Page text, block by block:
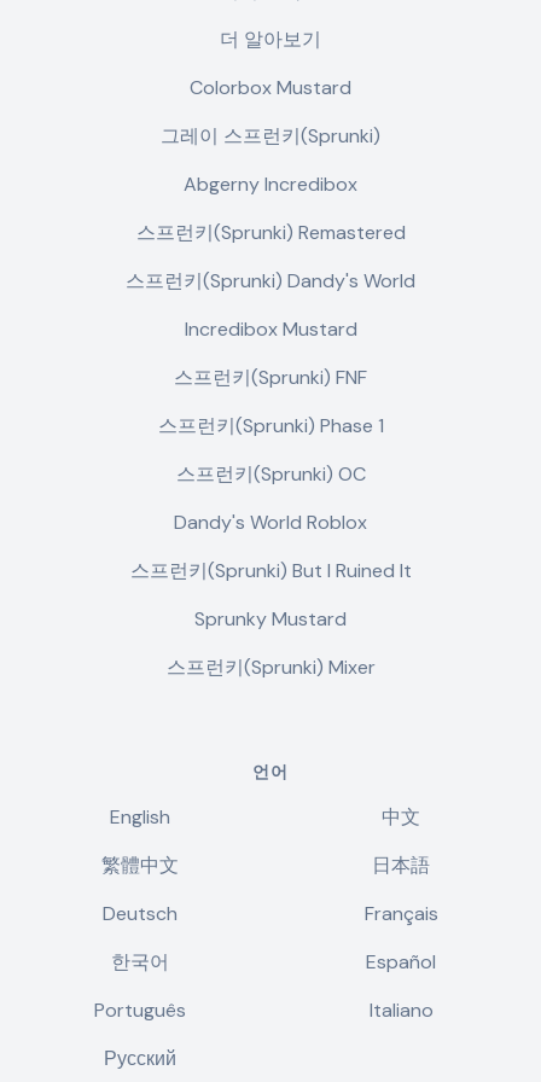
더 알아보기
Colorbox Mustard
그레이 스프런키(Sprunki)
Abgerny Incredibox
스프런키(Sprunki) Remastered
스프런키(Sprunki) Dandy's World
Incredibox Mustard
스프런키(Sprunki) FNF
스프런키(Sprunki) Phase 1
스프런키(Sprunki) OC
Dandy's World Roblox
스프런키(Sprunki) But I Ruined It
Sprunky Mustard
스프런키(Sprunki) Mixer
언어
English
中文
繁體中文
日本語
Deutsch
Français
한국어
Español
Português
Italiano
Русский